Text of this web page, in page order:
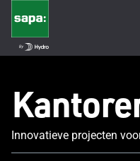
Innovatieve projecten